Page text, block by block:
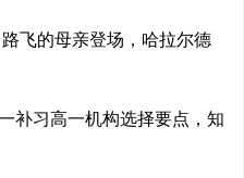
飞的母亲登场，哈拉尔德
补习高一机构选择要点，知